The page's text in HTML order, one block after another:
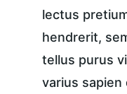
lectus
hendrerit,
tellus purus
varius sapien